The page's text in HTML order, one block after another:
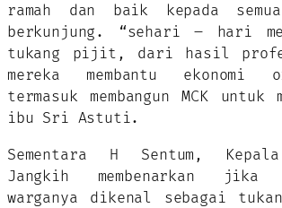
ramah dan baik kepada
berkunjung. “sehari – hari
tukang pijit, dari hasil
mereka membantu ekonomi
termasuk membangun MCK
ibu Sri Astuti.
Sementara H Sentum,
Jangkih membenarkan
warganya dikenal sebagai